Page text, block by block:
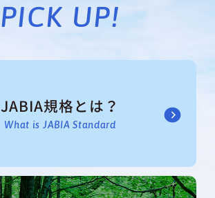
PICK UP!
JABIA規格とは？
What is JABIA Standard